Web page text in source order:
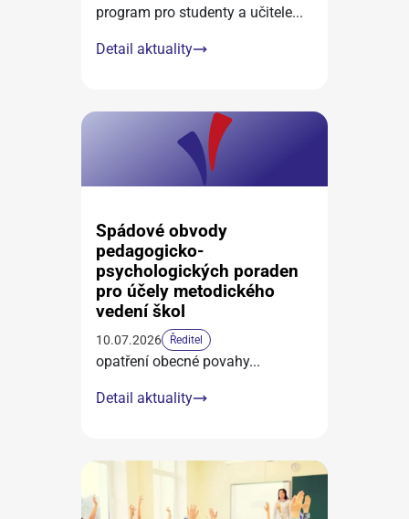
program pro studenty a učitele...
Detail aktuality
Spádové obvody
pedagogicko-
psychologických poraden
pro účely metodického
vedení škol
10.07.2026 Ředitel
opatření obecné povahy...
Detail aktuality